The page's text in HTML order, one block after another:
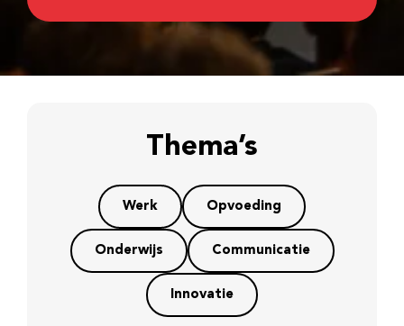
Thema’s
Werk Opvoeding
Onderwijs Communicatie
Innovatie